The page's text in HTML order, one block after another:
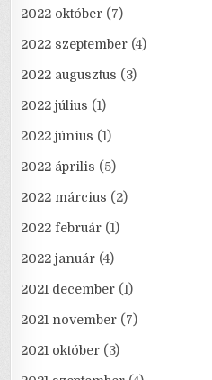
2022 október (7)
2022 szeptember (4)
2022 augusztus (3)
2022 július (1)
2022 június (1)
2022 április (5)
2022 március (2)
2022 február (1)
2022 január (4)
2021 december (1)
2021 november (7)
2021 október (3)